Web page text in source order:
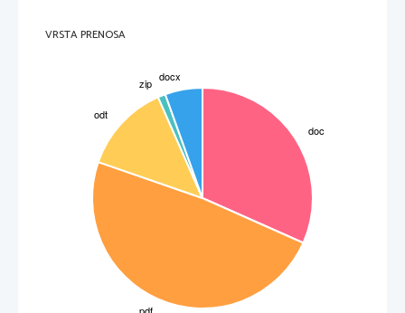
VRSTA PRENOSA